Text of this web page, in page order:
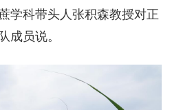
学科带头人张积森教授对正
成员说。